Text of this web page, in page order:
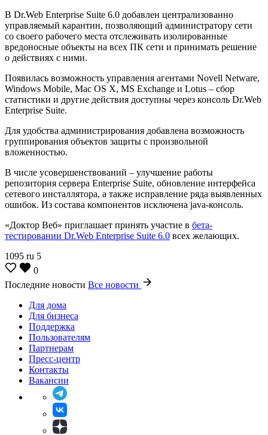
В Dr.Web Enterprise Suite 6.0 добавлен централизованно
управляемый карантин, позволяющий администратору сети
со своего рабочего места отслеживать изолированные
вредоносные объекты на всех ПК сети и принимать решение
о действиях с ними.
Появилась возможность управления агентами Novell Netware,
Windows Mobile, Mac OS X, MS Exchange и Lotus – сбор
статистики и другие действия доступны через консоль Dr.Web
Enterprise Suite.
Для удобства администрирования добавлена возможность
группирования объектов защиты с произвольной
вложенностью.
В числе усовершенствований – улучшение работы
репозитория сервера Enterprise Suite, обновление интерфейса
сетевого инсталлятора, а также исправление ряда выявленных
ошибок. Из состава компонентов исключена java-консоль.
«Доктор Веб» приглашает принять участие в бета-
тестировании Dr.Web Enterprise Suite 6.0 всех желающих.
1095 ru 5
0
Последние новости Все новости
Для дома
Для бизнеса
Поддержка
Пользователям
Партнерам
Пресс-центр
Контакты
Вакансии